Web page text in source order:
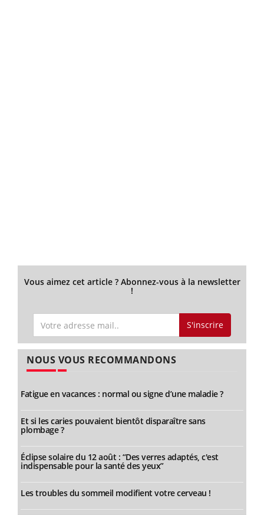
Vous aimez cet article ? Abonnez-vous à la newsletter
!
S'inscrire
NOUS VOUS RECOMMANDONS
Fatigue en vacances : normal ou signe d’une maladie ?
Et si les caries pouvaient bientôt disparaître sans
plombage ?
Éclipse solaire du 12 août : “Des verres adaptés, c'est
indispensable pour la santé des yeux”
Les troubles du sommeil modifient votre cerveau !